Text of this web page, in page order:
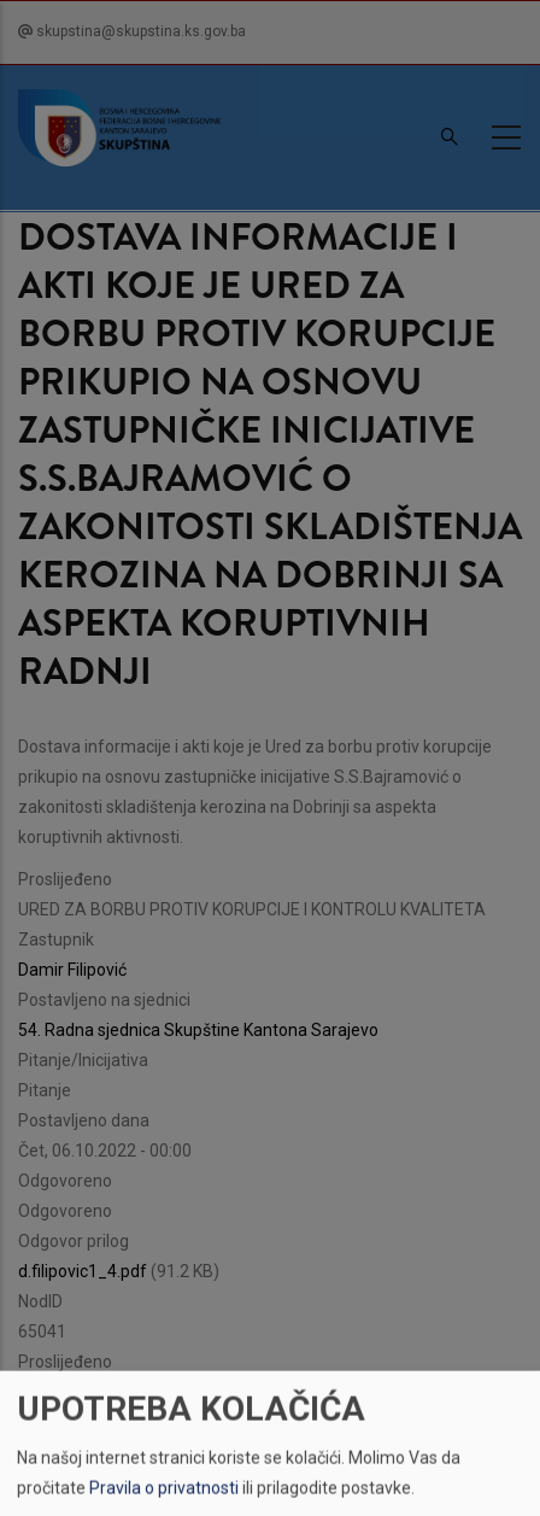
content
skupstina@skupstina.ks.gov.ba
DOSTAVA INFORMACIJE I
AKTI KOJE JE URED ZA
BORBU PROTIV KORUPCIJE
PRIKUPIO NA OSNOVU
ZASTUPNIČKE INICIJATIVE
S.S.BAJRAMOVIĆ O
ZAKONITOSTI SKLADIŠTENJA
KEROZINA NA DOBRINJI SA
ASPEKTA KORUPTIVNIH
RADNJI
Dostava informacije i akti koje je Ured za borbu protiv korupcije
prikupio na osnovu zastupničke inicijative S.S.Bajramović o
zakonitosti skladištenja kerozina na Dobrinji sa aspekta
koruptivnih aktivnosti.
Proslijeđeno
URED ZA BORBU PROTIV KORUPCIJE I KONTROLU KVALITETA
Zastupnik
Damir Filipović
Postavljeno na sjednici
54. Radna sjednica Skupštine Kantona Sarajevo
Pitanje/Inicijativa
Pitanje
Postavljeno dana
Čet, 06.10.2022 - 00:00
Odgovoreno
Odgovoreno
Odgovor prilog
d.filipovic1_4.pdf (91.2 KB)
NodID
65041
Proslijeđeno
URED ZA BORBU PROTIV KORUPCIJE I KONTROLU KVALITETA
UPOTREBA KOLAČIĆA
Na našoj internet stranici koriste se kolačići. Molimo Vas da
pročitate Pravila o privatnostiili prilagodite postavke.